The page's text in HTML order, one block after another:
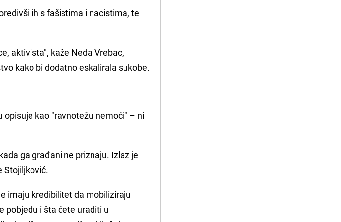
ih s fašistima i nacistima, te
aktivista", kaže Neda Vrebac,
kako bi dodatno eskalirala sukobe.
kao "ravnotežu nemoći" – ni
kada ga građani ne priznaju. Izlaz je
Stojiljković.
imaju kredibilitet da mobiliziraju
pobjedu i šta ćete uraditi u